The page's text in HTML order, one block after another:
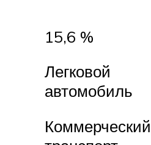
15,6 %
Легковой
автомобиль
Коммерческий